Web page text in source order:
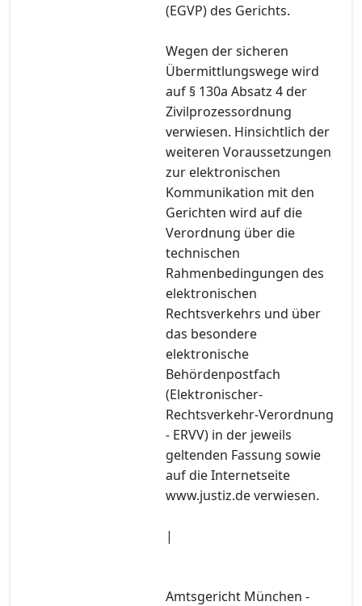
(EGVP) des Gerichts.
Wegen der sicheren
Übermittlungswege wird
auf § 130a Absatz 4 der
Zivilprozessordnung
verwiesen. Hinsichtlich der
weiteren Voraussetzungen
zur elektronischen
Kommunikation mit den
Gerichten wird auf die
Verordnung über die
technischen
Rahmenbedingungen des
elektronischen
Rechtsverkehrs und über
das besondere
elektronische
Behördenpostfach
(Elektronischer-
Rechtsverkehr-Verordnung
- ERVV) in der jeweils
geltenden Fassung sowie
auf die Internetseite
www.justiz.de verwiesen.
|
Amtsgericht München -